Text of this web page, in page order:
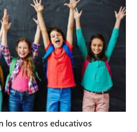
los centros educativos